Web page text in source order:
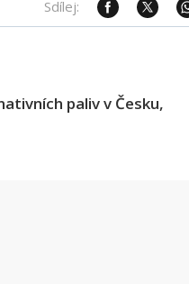
Sdílej:
paliv v Česku,